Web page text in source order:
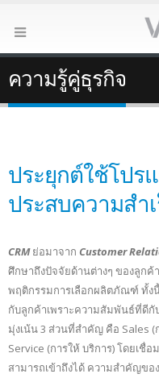
ความรู้คู่ธุรกิจ
ประยุกต์ใช้โปร
ประสบความสำ
CRMย่อมาจาก Customer
ศึกษาถึงปัจจัยด้านต่างๆ ของลูกค้
พฤติกรรมการเลือกผลิตภัณฑ์ ทั้ง
กับลูกค้าเพราะความสัมพันธ์ที่ดีกั
มุ่งเน้น 3 ส่วนที่สำคัญ คือ Sales (
Service (การให้ บริการ) โดยเชื่
สามารถเข้าถึงได้ ความสำคัญของ